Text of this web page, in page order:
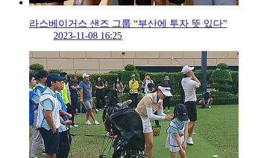
라스베이거스 샌즈 그룹 “부산에 투자 뜻 있다”
2023-11-08 16:25